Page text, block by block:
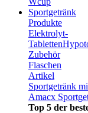
Sportgetränk
Produkte
Elektrolyt-
Tabletten
Zubehör
Flaschen
Artikel
Sportgetränk
Amacx
Top 5 der